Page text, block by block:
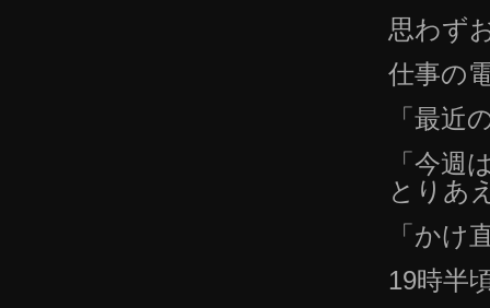
思わず
仕事の
「最近
「今週
とりあ
「かけ
19時半